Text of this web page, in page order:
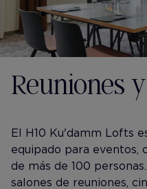
Reuniones
El H10 Ku'damm Lofts
equipado para eventos,
de más de 100
salones de reuniones,